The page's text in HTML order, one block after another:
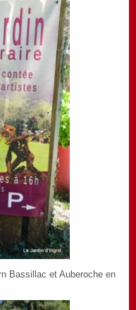
Bassillac et Auberoche en